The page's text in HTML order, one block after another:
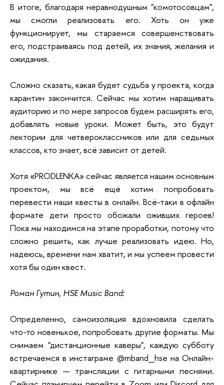
В итоге, благодаря неравнодушным "комотосовцам",
мы смогли реализовать его. Хоть он уже
функционирует, мы стараемся совершенствовать
его, подстраиваясь под детей, их знания, желания и
ожидания.
Сложно сказать, какая будет судьба у проекта, когда
карантин закончится. Сейчас мы хотим наращивать
аудиторию и по мере запросов будем расширять его,
добавлять новые уроки. Может быть, это будут
лектории для четвероклассников или для седьмых
классов, кто знает, всё зависит от детей.
Хотя «PRODLENKA» сейчас является нашим основным
проектом, мы всё ещё хотим попробовать
перевести наши квесты в онлайн. Всё-таки в офлайн
формате дети просто обожали оживших героев!
Пока мы находимся на этапе проработки, потому что
сложно решить, как лучше реализовать идею. Но,
надеюсь, времени нам хватит, и мы успеем провести
хотя бы один квест.
Роман Гутин, HSE Music Band:
Определенно, самоизоляция вдохновила сделать
что-то новенькое, попробовать другие форматы. Мы
снимаем "дистанционные каверы", каждую субботу
встречаемся в инстаграме @mband_hse на Онлайн-
квартирнике — трансляции с гитарными песнями.